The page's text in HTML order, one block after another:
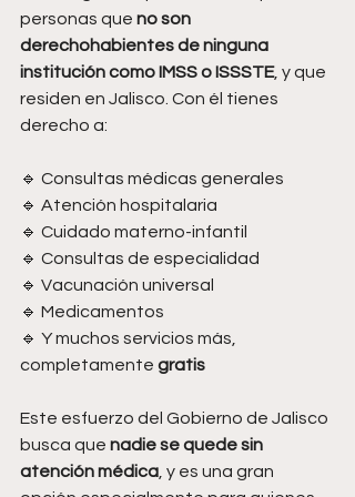
personas que no son
derechohabientes de ninguna
institución como IMSS o ISSSTE, y que
residen en Jalisco. Con él tienes
derecho a:
🔹 Consultas médicas generales
🔹 Atención hospitalaria
🔹 Cuidado materno-infantil
🔹 Consultas de especialidad
🔹 Vacunación universal
🔹 Medicamentos
🔹 Y muchos servicios más,
completamente gratis
Este esfuerzo del Gobierno de Jalisco
busca que nadie se quede sin
atención médica , y es una gran